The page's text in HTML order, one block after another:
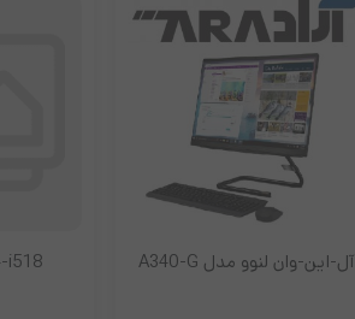
آل-این-وان لنوو مدل A340-G i518